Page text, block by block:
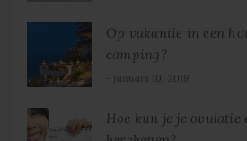
Op vakantie in een
camping?
januari 10, 2019
Hoe kun je je ovulatie